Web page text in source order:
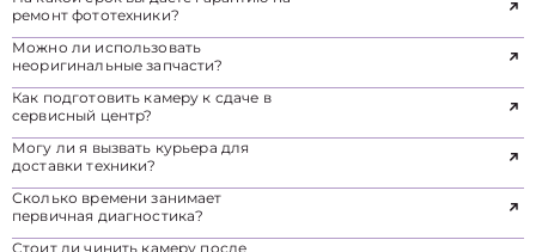
ремонт фототехники?
Можно ли использовать
неоригинальные запчасти?
Как подготовить камеру к сдаче в
сервисный центр?
Могу ли я вызвать курьера для
доставки техники?
Сколько времени занимает
первичная диагностика?
Стоит ли чинить камеру после